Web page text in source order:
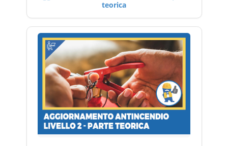
teorica